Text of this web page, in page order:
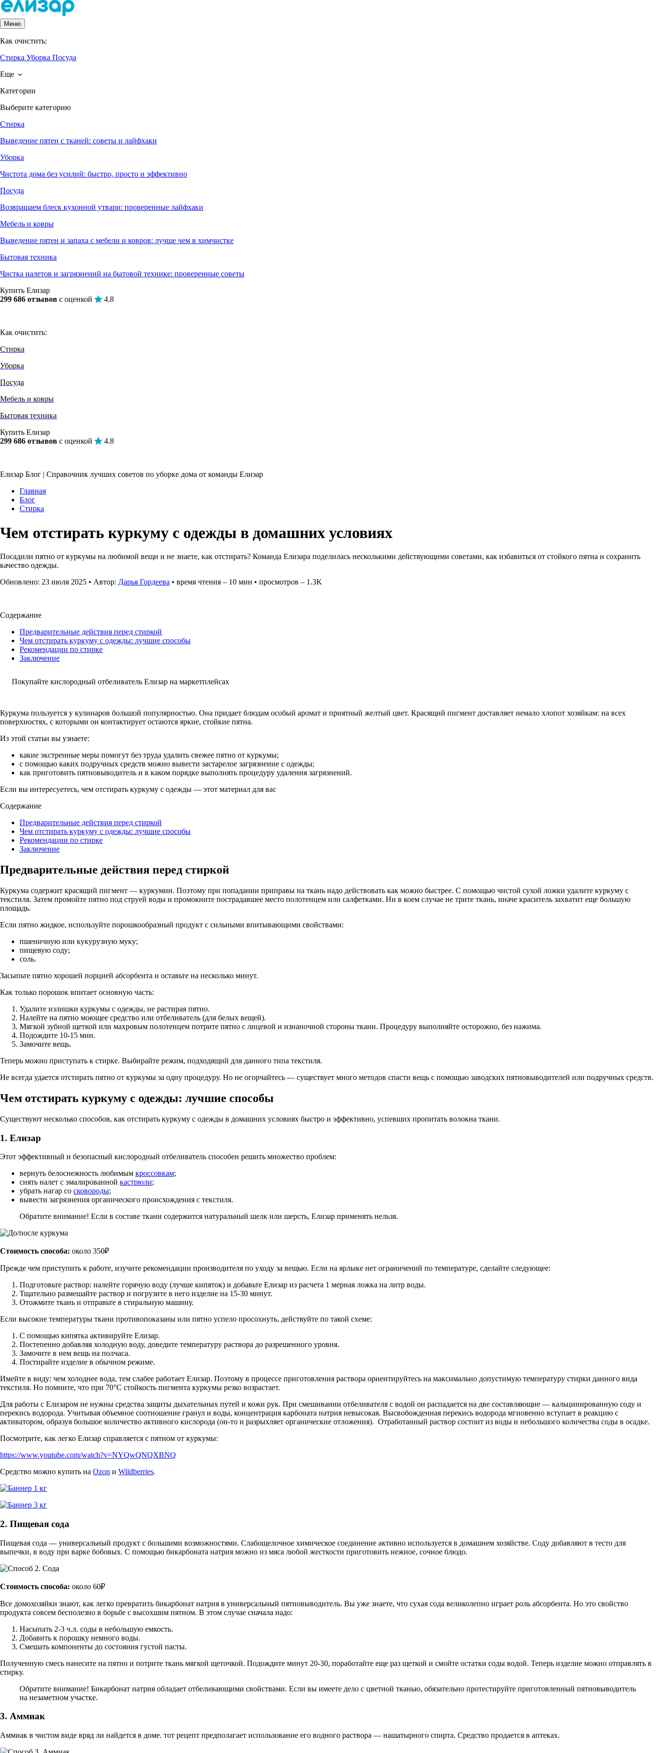
Меню
Как очистить:
Стирка Уборка Посуда
Еще
Категории
Выберите категорию
Стирка
Выведение пятен с тканей: советы и лайфхаки
Уборка
Чистота дома без усилий: быстро, просто и эффективно
Посуда
Возвращаем блеск кухонной утвари: проверенные лайфхаки
Мебель и ковры
Выведение пятен и запаха с мебели и ковров: лучше чем в химчистке
Бытовая техника
Чистка налетов и загрязнений на бытовой технике: проверенные советы
Купить Елизар
299 686 отзывов с оценкой 4.8
Как очистить:
Стирка
Уборка
Посуда
Мебель и ковры
Бытовая техника
Купить Елизар
299 686 отзывов с оценкой 4.8
Елизар Блог | Справочник лучших советов по уборке дома от команды Елизар
Главная
Блог
Стирка
Чем отстирать куркуму с одежды в домашних условиях
Посадили пятно от куркумы на любимой вещи и не знаете, как отстирать? Команда Елизара поделилась несколькими действующими советами, как избавиться от стойкого пятна и сохранить
качество одежды.
Обновлено: 23 июля 2025 • Автор: Дарья Гордеева • время чтения – 10 мин • просмотров – 1.3K
Содержание
Предварительные действия перед стиркой
Чем отстирать куркуму с одежды: лучшие способы
Рекомендации по стирке
Заключение
Покупайте кислородный отбеливатель Елизар на маркетплейсах
Куркума пользуется у кулинаров большой популярностью. Она придает блюдам особый аромат и приятный желтый цвет. Красящий пигмент доставляет немало хлопот хозяйкам: на всех
поверхностях, с которыми он контактирует остаются яркие, стойкие пятна.
Из этой статьи вы узнаете:
какие экстренные меры помогут без труда удалить свежее пятно от куркумы;
с помощью каких подручных средств можно вывести застарелое загрязнение с одежды;
как приготовить пятновыводитель и в каком порядке выполнять процедуру удаления загрязнений.
Если вы интересуетесь, чем отстирать куркуму с одежды — этот материал для вас
Содержание
Предварительные действия перед стиркой
Чем отстирать куркуму с одежды: лучшие способы
Рекомендации по стирке
Заключение
Предварительные действия перед стиркой
Куркума содержит красящий пигмент — куркумин. Поэтому при попадании приправы на ткань надо действовать как можно быстрее. С помощью чистой сухой ложки удалите куркуму с
текстиля. Затем промойте пятно под струей воды и промокните пострадавшее место полотенцем или салфетками. Ни в коем случае не трите ткань, иначе краситель захватит еще большую
площадь.
Если пятно жидкое, используйте порошкообразный продукт с сильными впитывающими свойствами:
пшеничную или кукурузную муку;
пищевую соду;
соль.
Засыпьте пятно хорошей порцией абсорбента и оставьте на несколько минут.
Как только порошок впитает основную часть:
Удалите излишки куркумы с одежды, не растирая пятно.
Налейте на пятно моющее средство или отбеливатель (для белых вещей).
Мягкой зубной щеткой или махровым полотенцем потрите пятно с лицевой и изнаночной стороны ткани. Процедуру выполняйте осторожно, без нажима.
Подождите 10-15 мин.
Замочите вещь.
Теперь можно приступать к стирке. Выбирайте режим, подходящий для данного типа текстиля.
Не всегда удается отстирать пятно от куркумы за одну процедуру. Но не огорчайтесь — существует много методов спасти вещь с помощью заводских пятновыводителей или подручных средств.
Чем отстирать куркуму с одежды: лучшие способы
Существуют несколько способов, как отстирать куркуму с одежды в домашних условиях быстро и эффективно, успевших пропитать волокна ткани.
1. Елизар
Этот эффективный и безопасный кислородный отбеливатель способен решить множество проблем:
вернуть белоснежность любимым кроссовкам;
снять налет с эмалированной кастрюли;
убрать нагар со сковороды;
вывести загрязнения органического происхождения с текстиля.
Обратите внимание! Если в составе ткани содержится натуральный шелк или шерсть, Елизар применять нельзя.
Стоимость способа: около 350₽
Прежде чем приступить к работе, изучите рекомендации производителя по уходу за вещью. Если на ярлыке нет ограничений по температуре, сделайте следующее:
Подготовьте раствор: налейте горячую воду (лучше кипяток) и добавьте Елизар из расчета 1 мерная ложка на литр воды.
Тщательно размешайте раствор и погрузите в него изделие на 15-30 минут.
Отожмите ткань и отправьте в стиральную машину.
Если высокие температуры ткани противопоказаны или пятно успело просохнуть, действуйте по такой схеме:
С помощью кипятка активируйте Елизар.
Постепенно добавляя холодную воду, доведите температуру раствора до разрешенного уровня.
Замочите в нем вещь на полчаса.
Постирайте изделие в обычном режиме.
Имейте в виду: чем холоднее вода, тем слабее работает Елизар. Поэтому в процессе приготовления раствора ориентируйтесь на максимально допустимую температуру стирки данного вида
текстиля. Но помните, что при 70°С стойкость пигмента куркумы резко возрастает.
Для работы с Елизаром не нужны средства защиты дыхательных путей и кожи рук. При смешивании отбеливателя с водой он распадается на две составляющие — кальцинированную соду и
перекись водорода. Учитывая объемное соотношение гранул и воды, концентрация карбоната натрия невысокая. Высвобожденная перекись водорода мгновенно вступает в реакцию с
активатором, образуя большое количество активного кислорода (он-то и разрыхляет органические отложения). Отработанный раствор состоит из воды и небольшого количества соды в осадке.
Посмотрите, как легко Елизар справляется с пятном от куркумы:
https://www.youtube.com/watch?v=NYQwQNQXBNQ
Средство можно купить на Ozon и Wildberries.
2. Пищевая сода
Пищевая сода — универсальный продукт с большими возможностями. Слабощелочное химическое соединение активно используется в домашнем хозяйстве. Соду добавляют в тесто для
выпечки, в воду при варке бобовых. С помощью бикарбоната натрия можно из мяса любой жесткости приготовить нежное, сочное блюдо.
Стоимость способа: около 60₽
Все домохозяйки знают, как легко превратить бикарбонат натрия в универсальный пятновыводитель. Вы уже знаете, что сухая сода великолепно играет роль абсорбента. Но это свойство
продукта совсем бесполезно в борьбе с высохшим пятном. В этом случае сначала надо:
Насыпать 2-3 ч.л. соды в небольшую емкость.
Добавить к порошку немного воды.
Смешать компоненты до состояния густой пасты.
Полученную смесь нанесите на пятно и потрите ткань мягкой щеточкой. Подождите минут 20-30, поработайте еще раз щеткой и смойте остатки соды водой. Теперь изделие можно отправлять в
стирку.
Обратите внимание! Бикарбонат натрия обладает отбеливающими свойствами. Если вы имеете дело с цветной тканью, обязательно протестируйте приготовленный пятновыводитель
на незаметном участке.
3. Аммиак
Аммиак в чистом виде вряд ли найдется в доме. тот рецепт предполагает использование его водного раствора — нашатырного спирта. Средство продается в аптеках.